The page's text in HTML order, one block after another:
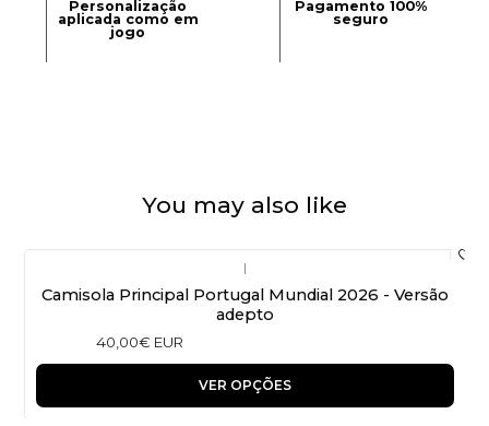
Personalização
aplicada como em
jogo
Pagamento 100%
seguro
You may also like
|
Camisola Principal Portugal Mundial 2026 - Versão
adepto
40,00€ EUR
VER OPÇÕES